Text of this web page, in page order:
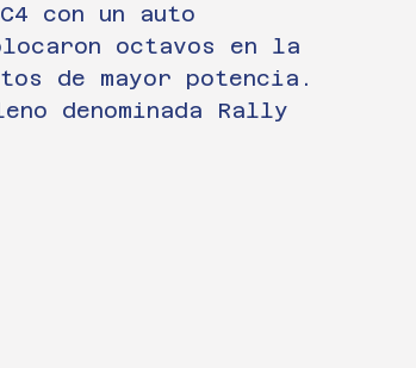
con un auto
octavos en la
de mayor potencia.
denominada Rally